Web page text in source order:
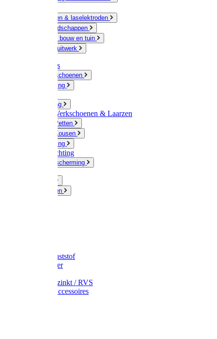
Slijpschijven & laselektroden
Handgereedschappen
IJzerwaren bouw en tuin
Hang en sluitwerk
Disposables
Werkhandschoenen
Regenkleding
Werkkleding
Wandel-/ Werkschoenen & Laarzen
Hoeden / Petten
Sokken / Kousen
Winterkleding
Winkelinrichting
Gelaatsbescherming
Knaagdieren
Emmer kunststof
Schepemmer
Emmer verzinkt / RVS
Regenton accessoires